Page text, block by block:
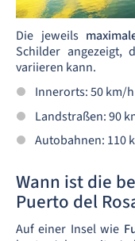
Die jeweils
Schilder
variieren kann.
Innerorts: 50 km/h
Landstraßen: 90
Autobahnen: 110
Wann ist die
Puerto del
Auf einer Insel wie